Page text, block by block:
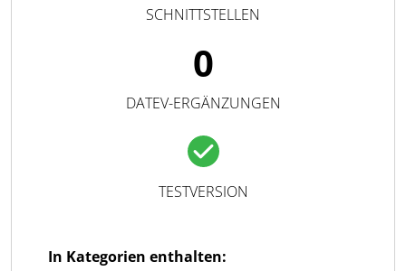
SCHNITTSTELLEN
0
DATEV-ERGÄNZUNGEN
TESTVERSION
In Kategorien enthalten: